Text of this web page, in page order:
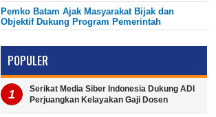
Pemko Batam Ajak Masyarakat Bijak dan
Objektif Dukung Program Pemerintah
POPULER
Serikat Media Siber Indonesia Dukung ADI
Perjuangkan Kelayakan Gaji Dosen